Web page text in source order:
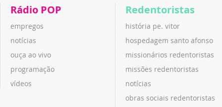
Rádio POP
empregos
notícias
ouça ao vivo
programação
vídeos
Redentoristas
história pe. vitor
hospedagem santo afonso
missionários redentoristas
missões redentoristas
notícias
obras sociais redentoristas